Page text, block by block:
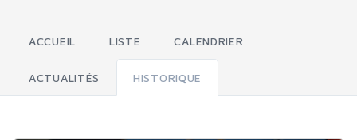
ACCUEIL LISTE CALENDRIER
ACTUALITÉS HISTORIQUE